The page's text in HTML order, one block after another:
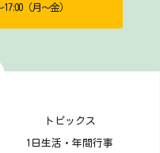
（月～金）
トピックス
1日生活・年間行事